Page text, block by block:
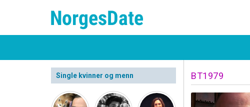
Single kvinner og menn BT1979